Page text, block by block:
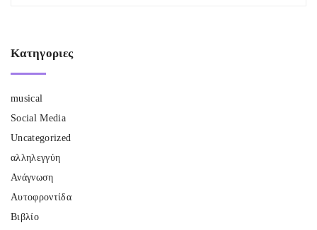
Κατηγοριες
musical
Social Media
Uncategorized
αλληλεγγύη
Ανάγνωση
Αυτοφροντίδα
Βιβλίο